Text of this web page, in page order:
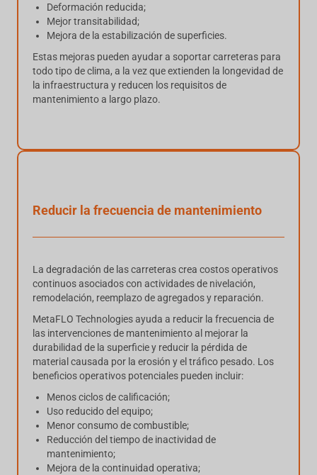
Deformación reducida;
Mejor transitabilidad;
Mejora de la estabilización de superficies.
Estas mejoras pueden ayudar a soportar carreteras para
todo tipo de clima, a la vez que extienden la longevidad de
la infraestructura y reducen los requisitos de
mantenimiento a largo plazo.
Reducir la frecuencia de mantenimiento
La degradación de las carreteras crea costos operativos
continuos asociados con actividades de nivelación,
remodelación, reemplazo de agregados y reparación.
MetaFLO Technologies ayuda a reducir la frecuencia de
las intervenciones de mantenimiento al mejorar la
durabilidad de la superficie y reducir la pérdida de
material causada por la erosión y el tráfico pesado. Los
beneficios operativos potenciales pueden incluir:
Menos ciclos de calificación;
Uso reducido del equipo;
Menor consumo de combustible;
Reducción del tiempo de inactividad de
mantenimiento;
Mejora de la continuidad operativa;